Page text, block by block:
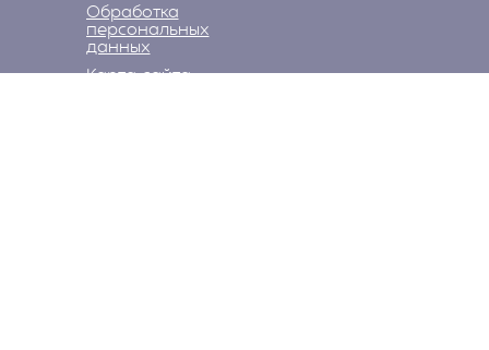
Обработка
персональных
данных
Карта сайта